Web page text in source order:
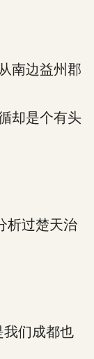
南边益州郡
却是个有头
过楚天治
们成都也